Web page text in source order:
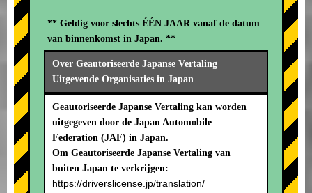
** Geldig voor slechts ÉÉN JAAR vanaf de datum
van binnenkomst in Japan. **
Over Geautoriseerde Japanse Vertaling
Uitgevende Organisaties in Japan
Geautoriseerde Japanse Vertaling kan worden
uitgegeven door de Japan Automobile
Federation (JAF) in Japan.
Om Geautoriseerde Japanse Vertaling van
buiten Japan te verkrijgen:
https://driverslicense.jp/translation/